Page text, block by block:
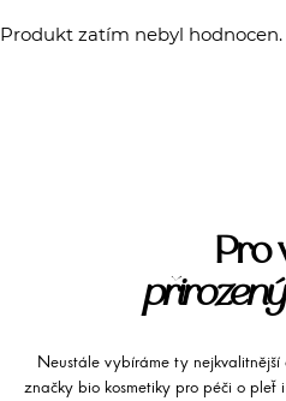
Produkt zatím nebyl hodnocen.
Pro
přirozený
Neustále vybíráme ty nejkvalitnější
značky bio kosmetiky pro péči o pleť